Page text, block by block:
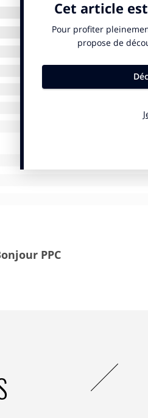
qui ont fait moins bien que
les tops et les flops en
en tirer ?
cet épisode sur Apple
amour et garantie sans spam.
la semaine prochaine pour
PPC